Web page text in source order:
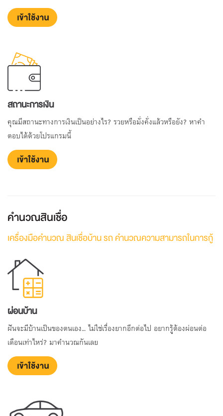
สถานะการเงิน
คุณมีสถานะทางการเงินเป็นอย่างไร? รวยหรือมั่งคั่งแล้วหรือยัง? หาคำ
ตอบได้ด้วยโปรแกรมนี้
คำนวณสินเชื่อ
เครื่องมือคำนวณ สินเชื่อบ้าน รถ คำนวณความสามารถในการกู้
ผ่อนบ้าน
ฝันจะมีบ้านเป็นของตนเอง... ไม่ใช่เรื่องยากอีกต่อไป อยากรู้ต้องผ่อนต่อ
เดือนเท่าไหร่? มาคำนวณกันเลย